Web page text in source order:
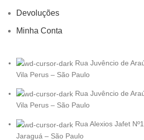
Devoluções
Minha Conta
Rua Juvêncio de
Vila Perus – São Paulo
Rua Juvêncio de
Vila Perus – São Paulo
Rua Alexios Jafet
Jaraguá – São Paulo